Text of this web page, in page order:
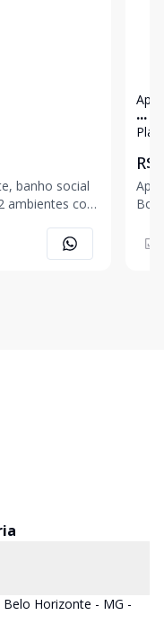
banho social
ambientes com
elevador ,
...
R$
Box
Horizonte - MG -